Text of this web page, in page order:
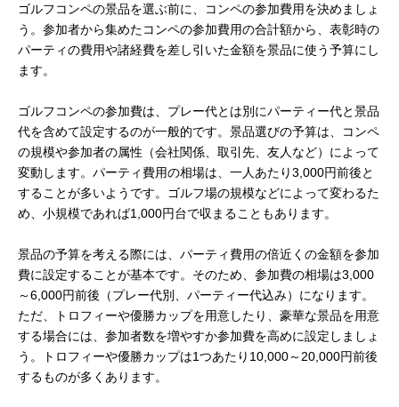
ゴルフコンペの景品を選ぶ前に、コンペの参加費用を決めましょ
う。参加者から集めたコンペの参加費用の合計額から、表彰時の
パーティの費用や諸経費を差し引いた金額を景品に使う予算にし
ます。
ゴルフコンペの参加費は、プレー代とは別にパーティー代と景品
代を含めて設定するのが一般的です。景品選びの予算は、コンペ
の規模や参加者の属性（会社関係、取引先、友人など）によって
変動します。パーティ費用の相場は、一人あたり3,000円前後と
することが多いようです。ゴルフ場の規模などによって変わるた
め、小規模であれば1,000円台で収まることもあります。
景品の予算を考える際には、パーティ費用の倍近くの金額を参加
費に設定することが基本です。そのため、参加費の相場は3,000
～6,000円前後（プレー代別、パーティー代込み）になります。
ただ、トロフィーや優勝カップを用意したり、豪華な景品を用意
する場合には、参加者数を増やすか参加費を高めに設定しましょ
う。トロフィーや優勝カップは1つあたり10,000～20,000円前後
するものが多くあります。